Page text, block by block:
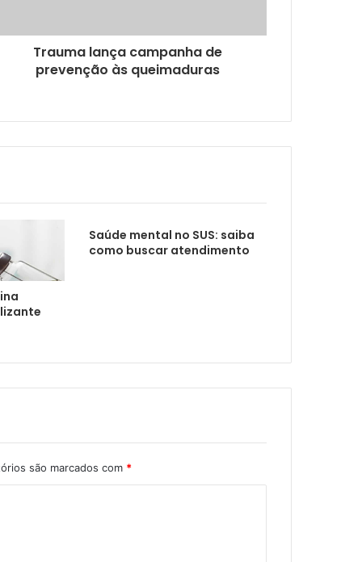
da Campanha Setembro Verde
Trauma lança campanha de
prevenção às queimaduras
Saúde mental no SUS: saiba
como buscar atendimento
são marcados com *